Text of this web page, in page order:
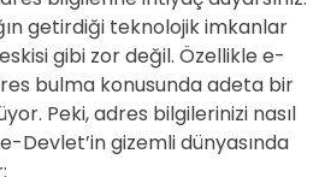
getirdiği teknolojik imkanlar
gibi zor değil. Özellikle e-
bulma konusunda adeta bir
Peki, adres bilgilerinizi nasıl
Devlet’in gizemli dünyasında